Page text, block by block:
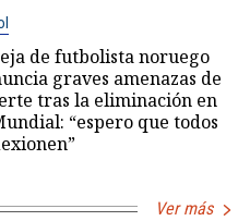
de futbolista noruego
graves amenazas de
tras la eliminación en
“espero que todos
Ver más